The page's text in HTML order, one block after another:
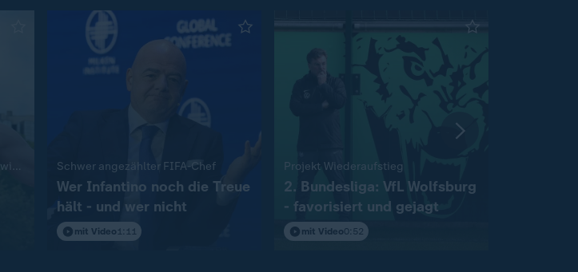
Mixed-Rennen im Freiwasserschwimmen Schwer angezählter FIFA-Chef:
Wer Infantino noch die Treue
hält - und wer nicht
mit Video 1:11
Projekt Wiederaufstieg
2. Bundesliga: VfL Wolfsburg
- favorisiert und gejagt
mit Video0:52